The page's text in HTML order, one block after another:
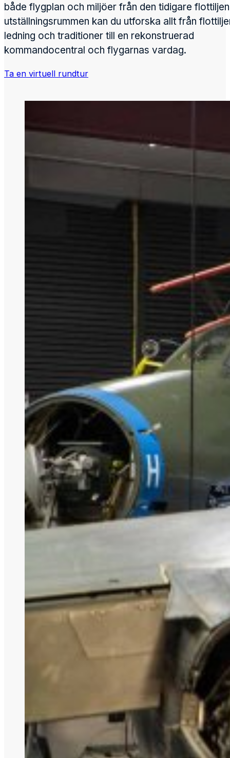
både flygplan och miljöer från den tidigare
utställningsrummen kan du utforska allt från
ledning och traditioner till en rekonstruerad
kommandocentral och flygarnas vardag.
Ta en virtuell rundtur